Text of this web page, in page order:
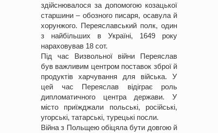
здійснювалося за допомогою козацької
старшини – обозного писаря, осавула й
хорунжого. Переяславський полк, один
з найбільших в Україні, 1649 року
нараховував 18 сот.
Під час Визвольної війни Переяслав
був важливим центром поставок зброї й
продуктів харчування для війська. У
цей час Переяслав відіграє роль
дипломатичного центра держави. У
місто приїжджали польські, російські,
угорські, татарські, турецькі посли.
Війна з Польщею обіцяла бути довгою й